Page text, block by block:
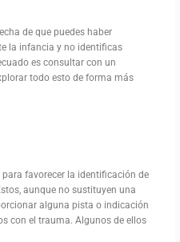
de que puedes haber
la infancia y no identificas
es consultar con un
todo esto de forma más
favorecer la identificación de
aunque no sustituyen una
alguna pista o indicación
con el trauma. Algunos de ellos